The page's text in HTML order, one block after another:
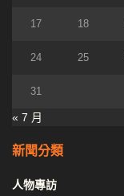
17 18
24 25
31
« 7 月
新聞分類
人物專訪